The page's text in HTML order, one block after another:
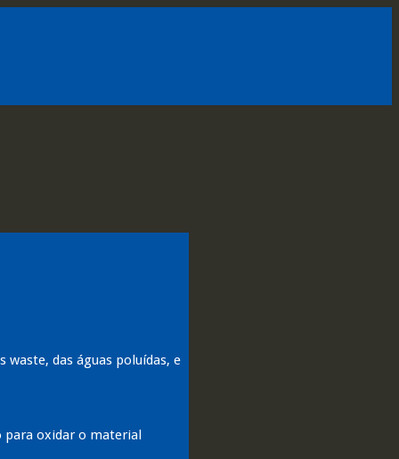
das águas poluídas, e
para oxidar o material